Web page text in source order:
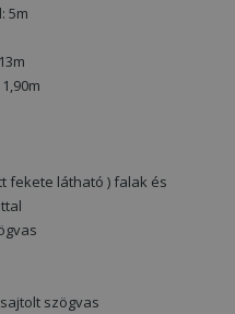
5m
fekete látható ) falak és
szögvas